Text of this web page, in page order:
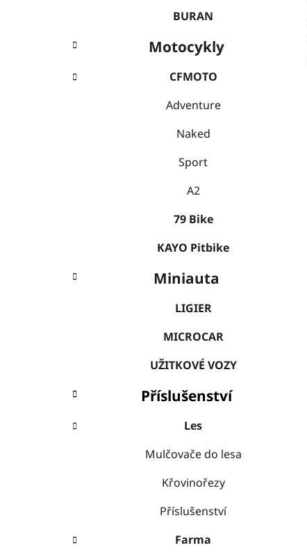
BURAN
Motocykly
CFMOTO
Adventure
Naked
Sport
A2
79 Bike
KAYO Pitbike
Miniauta
LIGIER
MICROCAR
UŽITKOVÉ VOZY
Příslušenství
Les
Mulčovače do lesa
Křovinořezy
Příslušenství
Farma